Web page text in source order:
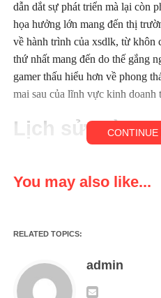
dẫn dắt sự phát triển mà lại còn
họa hưởng lớn mang đến thị
về hành trình của xsdlk, từ khôn
thứ nhất mang đến do thế gắng
gamer thấu hiểu hơn về phong
mai sau của lĩnh vực kinh doanh
Lịch sử thành
Xem thêm:
CONTINUE
You may also like...
RELATED TOPICS:
admin